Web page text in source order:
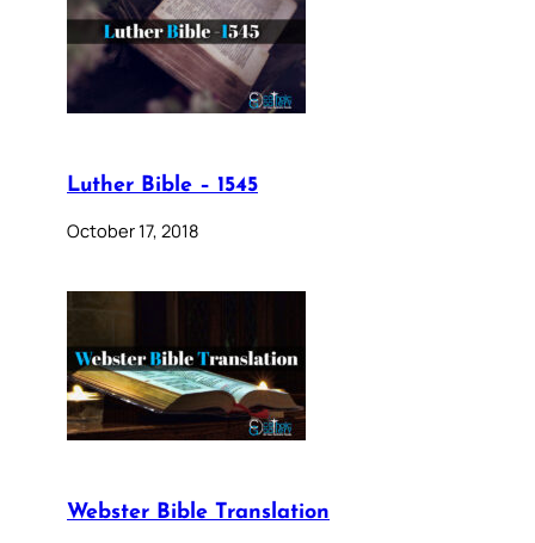
Luther Bible – 1545
October 17, 2018
Webster Bible Translation